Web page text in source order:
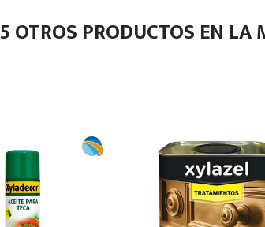
5 OTROS PRODUCTOS EN LA